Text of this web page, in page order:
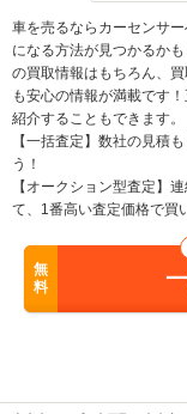
車を売るならカーセンサ
になる方法が見つかるか
の買取情報はもちろん、
も安心の情報が満載です
紹介することもできます。
【一括査定】数社の見積
う！
【オークション型査定】
て、1番高い査定価格で買
無
料